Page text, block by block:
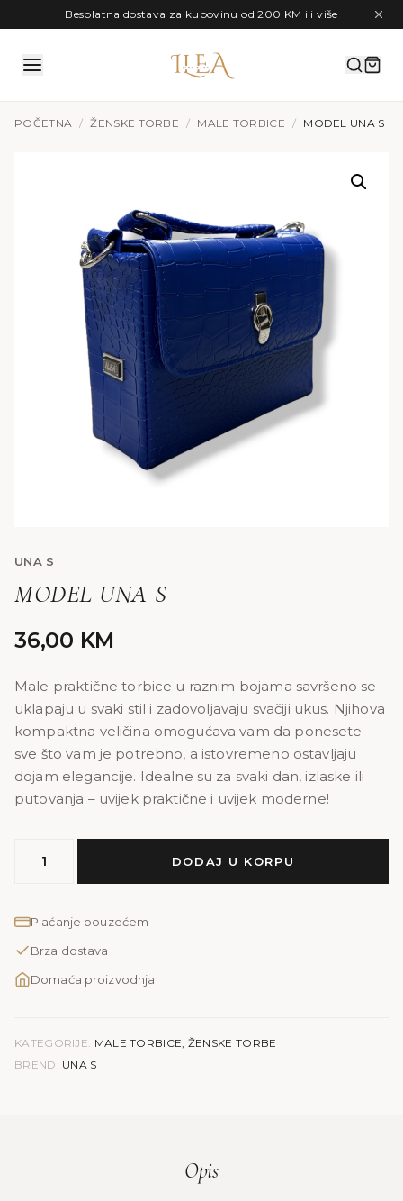
Preskoči na sadržajBesplatna dostava za kupovinu od 200 KM ili više
POČETNA / ŽENSKE TORBE / MALE TORBICE / MODEL UNA S
UNA S
MODEL UNA S
36,00 KM
Male praktične torbice u raznim bojama savršeno se
uklapaju u svaki stil i zadovoljavaju svačiji ukus. Njihova
kompaktna veličina omogućava vam da ponesete
sve što vam je potrebno, a istovremeno ostavljaju
dojam elegancije. Idealne su za svaki dan, izlaske ili
putovanja – uvijek praktične i uvijek moderne!
UNA
količina
DODAJ U KORPU
Plaćanje pouzećem
Brza dostava
Domaća proizvodnja
KATEGORIJE: MALE TORBICE, ŽENSKE TORBE
BREND: UNA S
Opis